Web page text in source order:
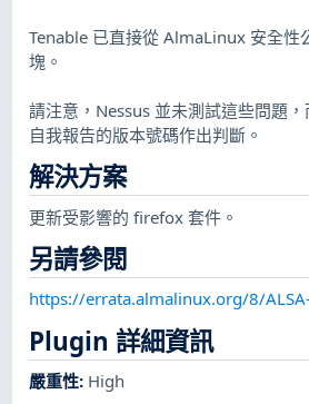
Tenable 已直接從 AlmaLinux 安全性
塊。
請注意，Nessus 並未測試這些問題
自我報告的版本號碼作出判斷。
解決方案
更新受影響的 firefox 套件。
另請參閱
https://errata.almalinux.org/8/
Plugin 詳細資訊
嚴重性: High